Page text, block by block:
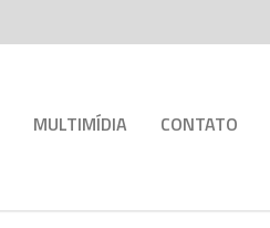
MULTIMÍDIA CONTATO